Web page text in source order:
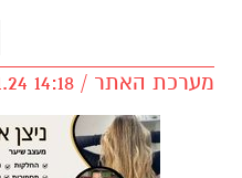
מערכת האתר / 14:18 30.01.24